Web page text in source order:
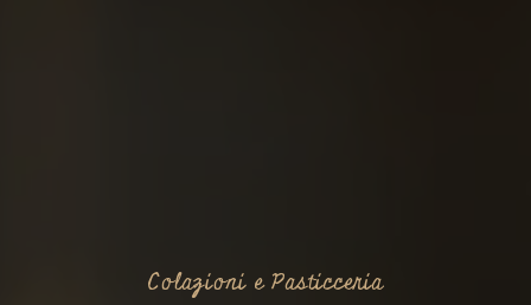
Colazioni e Pasticceria